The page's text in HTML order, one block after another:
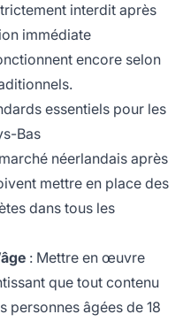
interdit après
immédiate
encore selon
essentiels pour les
Bas
néerlandais après
mettre en place des
dans tous les
: Mettre en œuvre
que tout contenu
personnes âgées de 18